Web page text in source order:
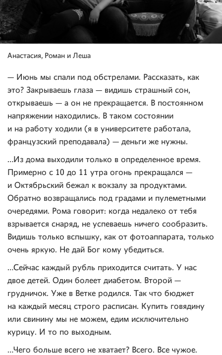
Анастасия, Роман и Леша
— Июнь мы спали под обстрелами. Рассказать, как
это? Закрываешь глаза — видишь страшный сон,
открываешь — а он не прекращается. В постоянном
напряжении находились. В таком состоянии
и на работу ходили (я в университете работала,
французский преподавала) — деньги же нужны.
…Из дома выходили только в определенное время.
Примерно с 10 до 11 утра огонь прекращался —
и Октябрьский бежал к вокзалу за продуктами.
Обратно возвращались под градами и пулеметными
очередями. Рома говорит: когда недалеко от тебя
взрывается снаряд, не успеваешь ничего сообразить.
Видишь только вспышку, как от фотоаппарата, только
очень яркую. Не дай Бог кому убедиться.
…Сейчас каждый рубль приходится считать. У нас
двое детей. Один болеет диабетом. Второй —
грудничок. Уже в Ветке родился. Так что бюджет
на каждый месяц строго расписан. Купить говядину
или свинину мы не можем, едим исключительно
курицу. И то по выходным.
…Чего больше всего не хватает? Всего. Все чужое.